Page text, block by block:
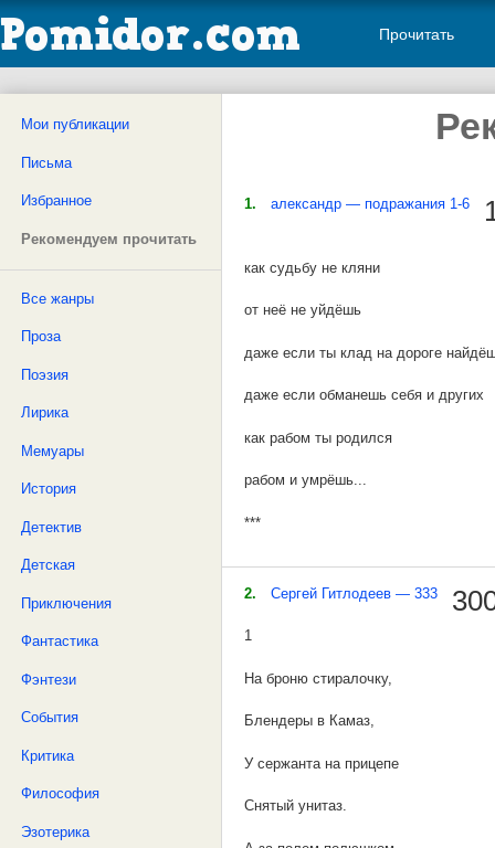
Прочитать
Мои публикации
Письма
Избранное
Рекомендуем прочитать
Все жанры
Проза
Поэзия
Лирика
Мемуары
История
Детектив
Детская
Приключения
Фантастика
Фэнтези
События
Критика
Философия
Эзотерика
1. александр — подражания 1-6
как судьбу не кляни
от неё не уйдёшь
даже если ты клад на дороге
даже если обманешь себя и других
как рабом ты родился
рабом и умрёшь...
***
я иду по дороге
2. Сергей Гитлодеев — 333
1
На броню стиралочку,
Блендеры в Камаз,
У сержанта на прицепе
Снятый унитаз.